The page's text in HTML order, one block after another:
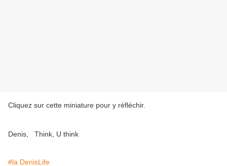
Cliquez sur cette miniature pour y réfléchir.
Denis, Think, U think
#la DenisLife